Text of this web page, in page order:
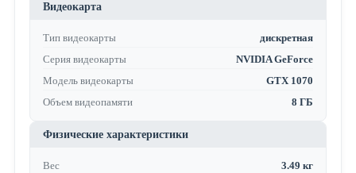
Видеокарта
Тип видеокарты
дискретная
Серия видеокарты
NVIDIA GeForce
Модель видеокарты
GTX 1070
Объем видеопамяти
8 ГБ
Физические характеристики
Вес
3.49 кг